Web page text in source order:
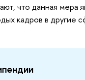
что данная мера
кадров в другие